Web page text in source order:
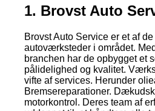
1. Brovst Auto
Brovst Auto Service er et af
autoværksteder i området.
branchen har de opbygget et
pålidelighed og kvalitet.
vifte af services. Herunder
Bremsereparationer.
motorkontrol. Deres team af